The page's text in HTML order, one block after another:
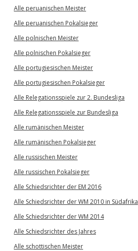
Alle peruanischen Meister
Alle peruanischen Pokalsieger
Alle polnischen Meister
Alle polnischen Pokalsieger
Alle portugiesischen Meister
Alle portugiesischen Pokalsieger
Alle Relegationsspiele zur 2. Bundesliga
Alle Relegationsspiele zur Bundesliga
Alle rumänischen Meister
Alle rumänischen Pokalsieger
Alle russischen Meister
Alle russischen Pokalsieger
Alle Schiedsrichter der EM 2016
Alle Schiedsrichter der WM 2010 in Südafrika
Alle Schiedsrichter der WM 2014
Alle Schiedsrichter des Jahres
Alle schottischen Meister